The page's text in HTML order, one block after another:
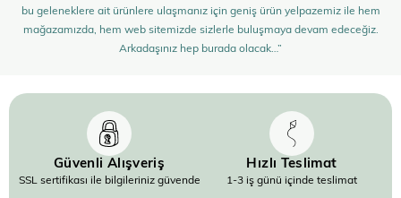
bu geleneklere ait ürünlere ulaşmanız için geniş ürün yelpazemiz ile hem
mağazamızda, hem web sitemizde sizlerle buluşmaya devam edeceğiz.
Arkadaşınız hep burada olacak…”
Güvenli Alışveriş
SSL sertifikası ile bilgileriniz güvende
Hızlı Teslimat
1-3 iş günü içinde teslimat